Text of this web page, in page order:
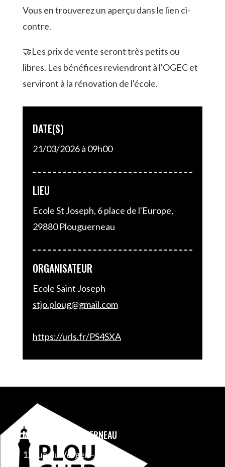
Vous en trouverez un aperçu dans le lien ci-
contre.
🤝Les prix de vente seront très petits ou
libres. Les bénéfices reviendront à l'OGEC et
serviront à la rénovation de l'école.
DATE(S)
21/03/2026 à 09h00
LIEU
Ecole St Joseph, 6 place de l'Europe,
29880 Plouguerneau
ORGANISATEUR
Ecole Saint Joseph
stjo.ploug@gmail.com
https://urls.fr/PS4SXA
MAIRIE DE PLOUGUERNEAU
12 rue du Verger – BP 1